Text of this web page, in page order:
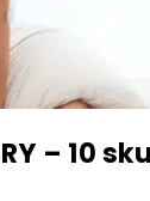
– 10